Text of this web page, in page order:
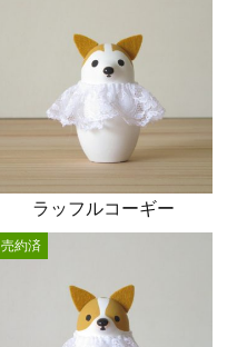
ラッフルコーギー
売約済